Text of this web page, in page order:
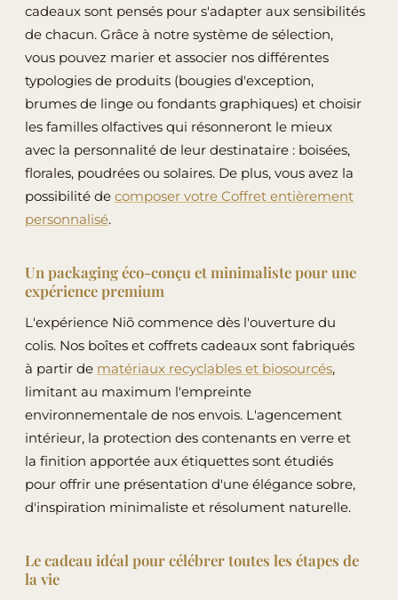
cadeaux sont pensés pour s'adapter aux sensibilités
de chacun. Grâce à notre système de sélection,
vous pouvez marier et associer nos différentes
typologies de produits (bougies d'exception,
brumes de linge ou fondants graphiques) et choisir
les familles olfactives qui résonneront le mieux
avec la personnalité de leur destinataire : boisées,
florales, poudrées ou solaires. De plus, vous avez la
possibilité de composer votre Coffret entièrement
personnalisé.
Un packaging éco-conçu et minimaliste pour une
expérience premium
L'expérience Niõ commence dès l'ouverture du
colis. Nos boîtes et coffrets cadeaux sont fabriqués
à partir de matériaux recyclables et biosourcés,
limitant au maximum l'empreinte
environnementale de nos envois. L'agencement
intérieur, la protection des contenants en verre et
la finition apportée aux étiquettes sont étudiés
pour offrir une présentation d'une élégance sobre,
d'inspiration minimaliste et résolument naturelle.
Le cadeau idéal pour célébrer toutes les étapes de
la vie